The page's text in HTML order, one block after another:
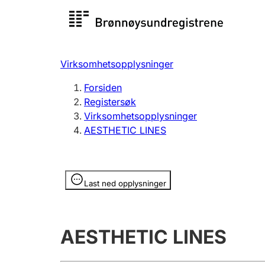
Registersøk
Registrere, endre, slette
Virksomhetsopplysninger
Forsiden
Registersøk
Virksomhetsopplysninger
AESTHETIC LINES
Last ned opplysninger
Opplysninger er skjult
AESTHETIC LINES